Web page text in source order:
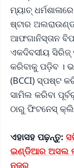
ମ୍ୟାଚ୍‌
ଷ୍ଟାର
ଆଫଗାନିସ୍ତାନ
ଏକଦିବସୀୟ ସିରିଜ୍
କରିବାକୁ ପଡ଼ିବ ।
(BCCI) ସ୍ପଷ୍ଟ
ସାମିଲ କରିବା
ଠାରୁ ଫିଟନେସ୍
ଏହାସହ ପଢ଼ନ୍ତୁ:
ଇଣ୍ଡିଆର ଅସଲ
ନଜର